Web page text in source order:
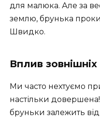
для малюка. Але за
землю, брунька
Швидко.
Вплив
Ми часто нехтуємо
настільки
бруньки залежить від